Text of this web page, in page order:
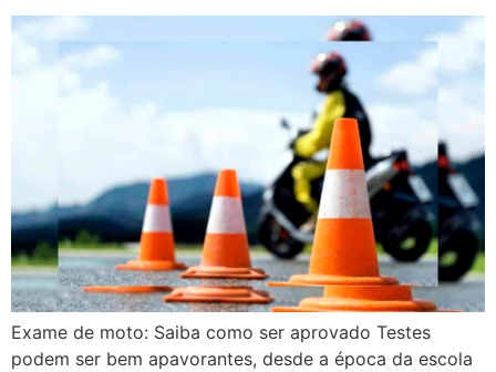
Exame de moto: Saiba como ser aprovado Testes
podem ser bem apavorantes, desde a época da escola